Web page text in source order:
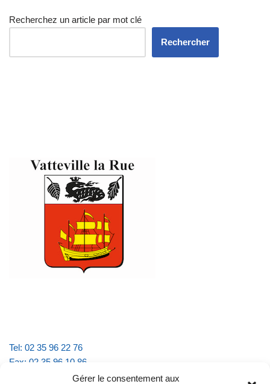
Gérer le consentement aux
Recherchez un article par mot clé
Rechercher
Tel: 02 35 96 22 76
Fax: 02 35 96 10 86
Email : mairie.vattevillelarue@wanadoo.fr